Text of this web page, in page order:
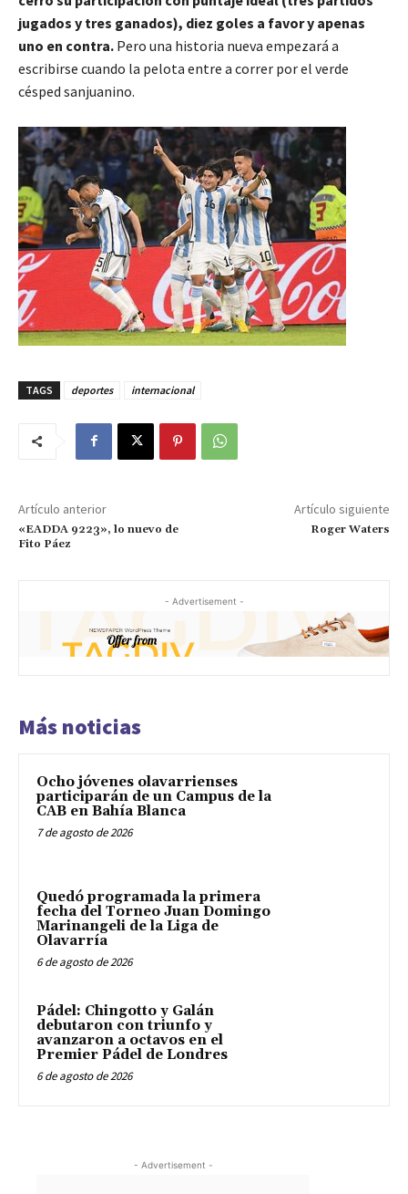
jugados y tres ganados), diez goles a favor y apenas
uno en contra. Pero una historia nueva empezará a
escribirse cuando la pelota entre a correr por el verde
césped sanjuanino.
TAGS deportes internacional
Artículo anterior
«EADDA 9223», lo nuevo de
Fito Páez
Artículo siguiente
Roger Waters
- Advertisement -
Más noticias
Ocho jóvenes olavarrienses
participarán de un Campus de la
CAB en Bahía Blanca
7 de agosto de 2026
Quedó programada la primera
fecha del Torneo Juan Domingo
Marinangeli de la Liga de
Olavarría
6 de agosto de 2026
Pádel: Chingotto y Galán
debutaron con triunfo y
avanzaron a octavos en el
Premier Pádel de Londres
6 de agosto de 2026
- Advertisement -